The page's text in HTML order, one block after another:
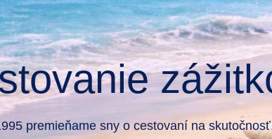
premieňame sny o cestovaní na